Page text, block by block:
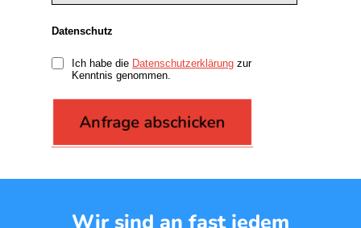
Datenschutz
Ich habe die Datenschutzerklärung zur
Kenntnis genommen.
Wir sind an fast jedem